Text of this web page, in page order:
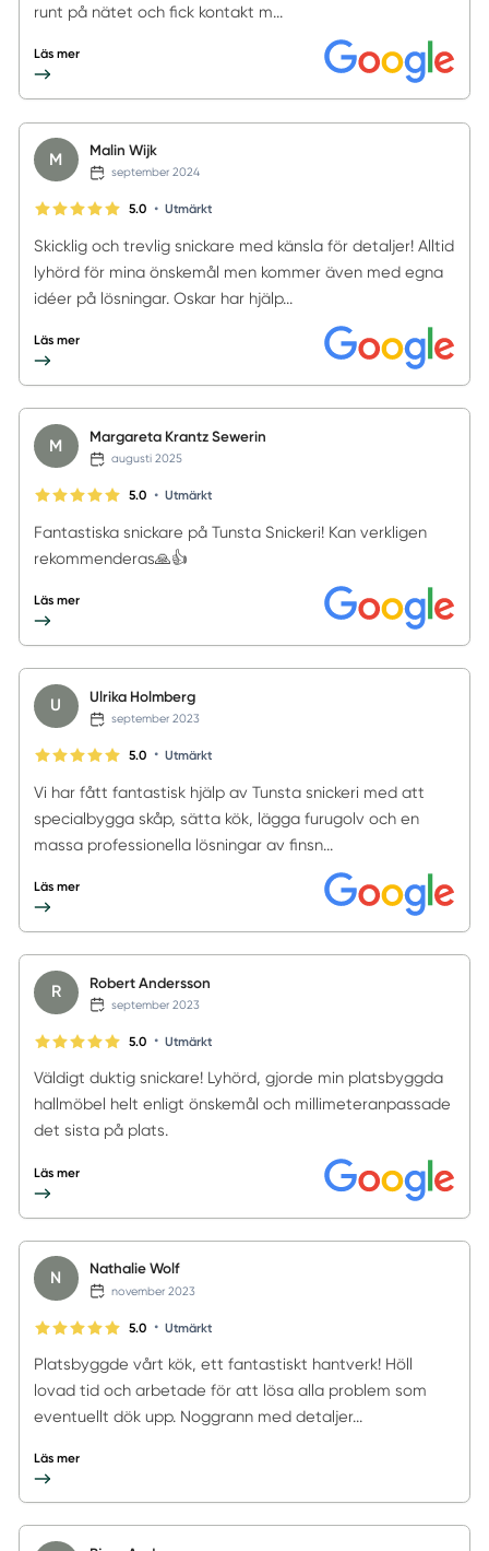
runt på nätet och fick kontakt m...
Läs mer
M Malin Wijk
september 2024
5.0 • Utmärkt
Skicklig och trevlig snickare med känsla för detaljer! Alltid
lyhörd för mina önskemål men kommer även med egna
idéer på lösningar. Oskar har hjälp...
Läs mer
M Margareta Krantz Sewerin
augusti 2025
5.0 • Utmärkt
Fantastiska snickare på Tunsta Snickeri! Kan verkligen
rekommenderas🙏👍
Läs mer
U Ulrika Holmberg
september 2023
5.0 • Utmärkt
Vi har fått fantastisk hjälp av Tunsta snickeri med att
specialbygga skåp, sätta kök, lägga furugolv och en
massa professionella lösningar av finsn...
Läs mer
R Robert Andersson
september 2023
5.0 • Utmärkt
Väldigt duktig snickare! Lyhörd, gjorde min platsbyggda
hallmöbel helt enligt önskemål och millimeteranpassade
det sista på plats.
Läs mer
N Nathalie Wolf
november 2023
5.0 • Utmärkt
Platsbyggde vårt kök, ett fantastiskt hantverk! Höll
lovad tid och arbetade för att lösa alla problem som
eventuellt dök upp. Noggrann med detaljer...
Läs mer